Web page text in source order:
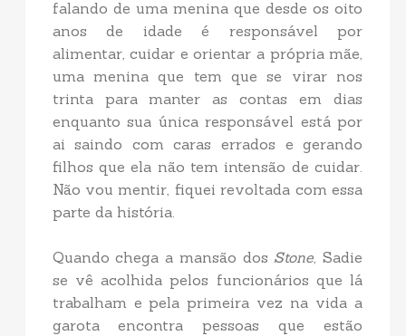
falando de uma menina que desde os oito
anos de idade é responsável por
alimentar, cuidar e orientar a própria mãe,
uma menina que tem que se virar nos
trinta para manter as contas em dias
enquanto sua única responsável está por
ai saindo com caras errados e gerando
filhos que ela não tem intensão de cuidar.
Não vou mentir, fiquei revoltada com essa
parte da história.
Quando chega a mansão dos Stone, Sadie
se vê acolhida pelos funcionários que lá
trabalham e pela primeira vez na vida a
garota encontra pessoas que estão